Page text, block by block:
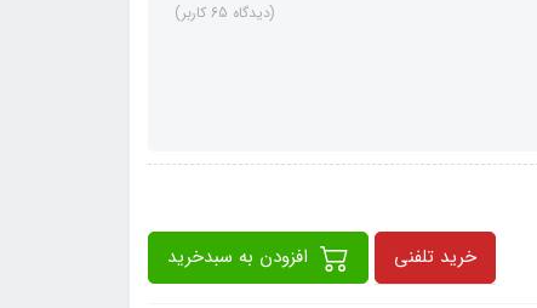
(دیدگاه 65 کاربر)
خرید تلفنی